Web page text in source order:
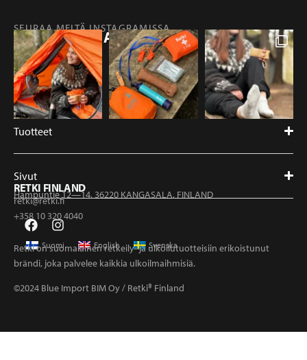
SEURAA MEITÄ INSTAGRAMISSA
@RETKIFINLAND
Tuotteet
Sivut
RETKI FINLAND
Hampuntie 12—14, 36220 KANGASALA, FINLAND
retki@retki.fi
+358 10 320 4040
Suomi English Svenska
Retki on suomalainen retkeily- ja ulkoilutuotteisiin erikoistunut
brändi, joka palvelee kaikkia ulkoilmaihmisiä.
©2024 Blue Import BIM Oy / Retki® Finland